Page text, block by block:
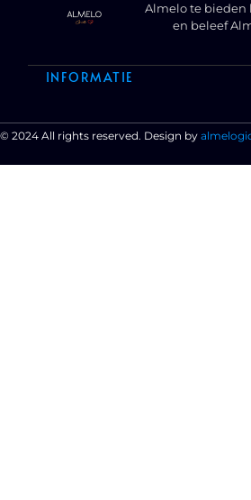
Almelo te bieden
en beleef
INFORMATIE
© 2024 All rights reserved. Design by